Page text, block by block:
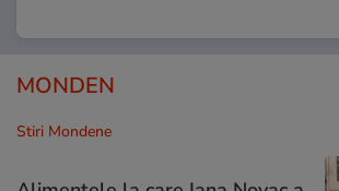
MONDEN
Stiri Mondene